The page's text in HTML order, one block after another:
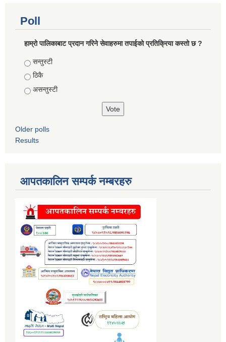
Poll
हाम्रो पालिकाबाट प्रदान गरिने सेवाहरुमा तपाईको प्रतिक्रिया कस्तो छ ?
Choices
सन्तुस्टी
ठिकै
असन्तुस्टी
Older polls
Results
आपतकालिन सम्पर्क नम्बरहरु